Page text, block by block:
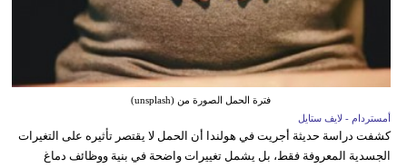
فترة الحمل الصورة من (unsplash)
أمستردام - لايف ستايل
كشفت دراسة حديثة أجريت في هولندا أن الحمل لا يقتصر تأثيره على التغيرات
الجسدية المعروفة فقط، بل يشمل تغييرات واضحة في بنية ووظائف دماغ